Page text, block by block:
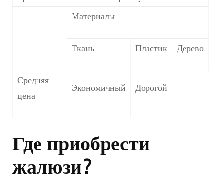
Материалы
Ткань Пластик Дерево
Средняя
цена
Экономичный Дорогой
Где приобрести
жалюзи?